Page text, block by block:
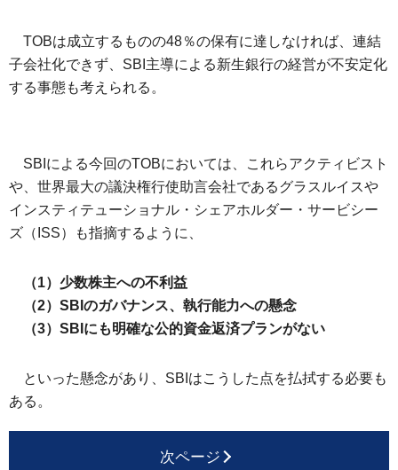
TOBは成立するものの48％の保有に達しなければ、連結
子会社化できず、SBI主導による新生銀行の経営が不安定化
する事態も考えられる。
SBIによる今回のTOBにおいては、これらアクティビスト
や、世界最大の議決権行使助言会社であるグラスルイスや
インスティテューショナル・シェアホルダー・サービシー
ズ（ISS）も指摘するように、
（1）少数株主への不利益
（2）SBIのガバナンス、執行能力への懸念
（3）SBIにも明確な公的資金返済プランがない
といった懸念があり、SBIはこうした点を払拭する必要も
ある。
次ページ